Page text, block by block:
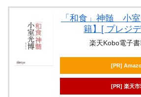
「和食」神髄 小
籍】[ プレジ
楽天Kobo電子
[PR]
[PR] 楽天市